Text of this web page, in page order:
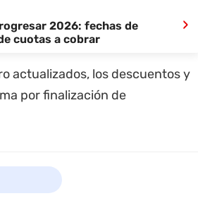
2026: fechas de
cuotas a cobrar
›
actualizados, los descuentos y
por finalización de